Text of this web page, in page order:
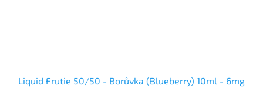
Liquid Frutie 50/50 - Borůvka (Blueberry) 10ml - 6mg